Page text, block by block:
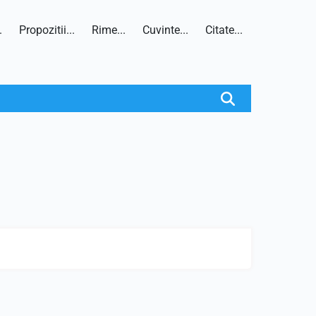
Propozitii... Rime... Cuvinte... Citate...